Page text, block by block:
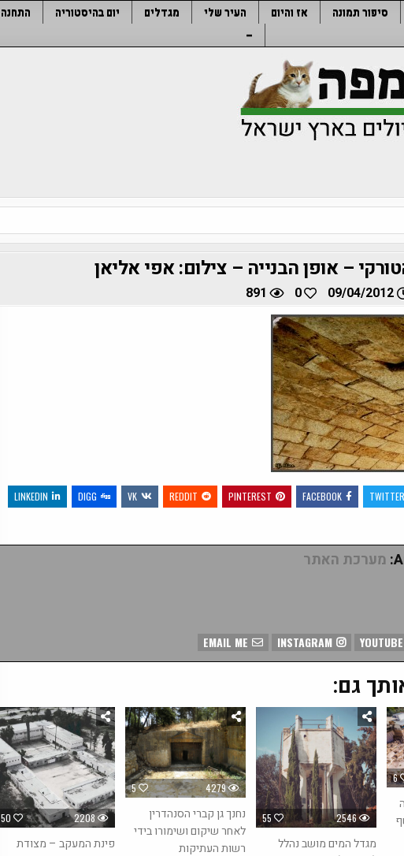
סיפור תמונה אז והיום העיר שלי מגדלים יום בהיסטוריה התחנה
–
– אופן הבנייה – צילום: אפי אליאן
09/04/2012
0
891
TWITTER
FACEBOOK
PINTEREST
REDDIT
VK
DIGG
LINKEDIN
מערכת האתר
INSTAGRAM
גם:
50 2208
פינת המעקב – מצודת
5 4279
נחנך גן קברי הסנהדרין
לאחר שיקום ושימורו בידי
רשות העתיקות
55 2546
מגדל המים מושב נהלל
6